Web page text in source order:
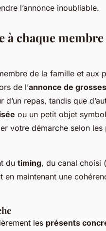
l’annonce inoubliable.
à chaque membre
de l’annonce de
repas, tandis que
ou un petit objet
votre démarche selon les
du timing, du canal choisi
maintenant une
les présents